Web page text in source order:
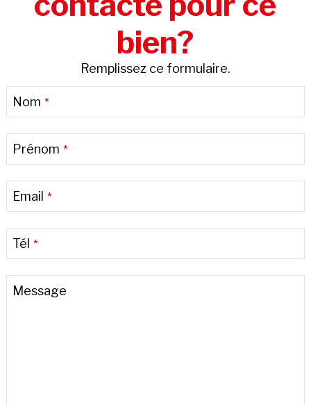
bien?
Remplissez ce formulaire.
Nom *
Prénom *
Email *
Tél *
Email *
Message